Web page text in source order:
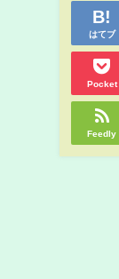
はてブ
Pocket
Feedly